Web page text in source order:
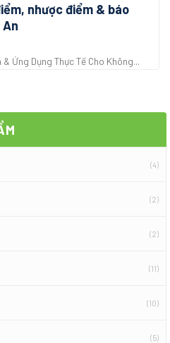
(4)
(2)
(2)
(11)
(10)
(5)
nhược điểm & báo
Ứng Dụng Thực Tế Cho Không...